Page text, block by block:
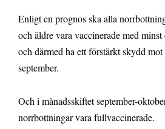
Enligt en prognos ska alla
och äldre vara vaccinerade med
och därmed ha ett förstärkt skydd
september.
Och i månadsskiftet september-
norrbottningar vara fullvaccinerade.